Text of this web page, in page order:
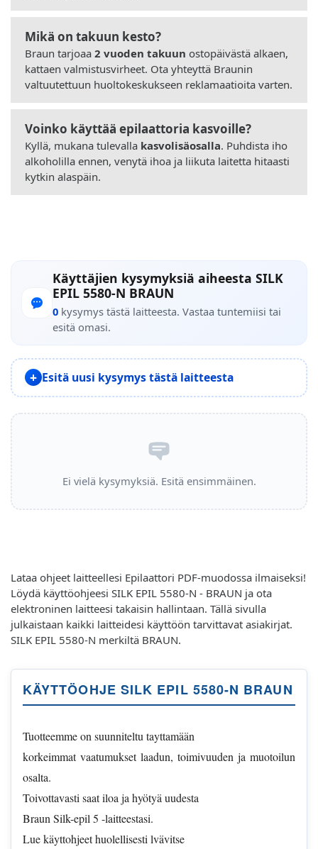
Mikä on takuun kesto?
Braun tarjoaa 2 vuoden takuun ostopäivästä alkaen,
kattaen valmistusvirheet. Ota yhteyttä Braunin
valtuutettuun huoltokeskukseen reklamaatioita varten.
Voinko käyttää epilaattoria kasvoille?
Kyllä, mukana tulevalla kasvolisäosalla. Puhdista iho
alkoholilla ennen, venytä ihoa ja liikuta laitetta hitaasti
kytkin alaspäin.
Käyttäjien kysymyksiä aiheesta SILK
EPIL 5580-N BRAUN
0 kysymys tästä laitteesta. Vastaa tuntemiisi tai
esitä omasi.
Esitä uusi kysymys tästä laitteesta
Ei vielä kysymyksiä. Esitä ensimmäinen.
Lataa ohjeet laitteellesi Epilaattori PDF-muodossa ilmaiseksi!
Löydä käyttöohjeesi SILK EPIL 5580-N - BRAUN ja ota
elektroninen laitteesi takaisin hallintaan. Tällä sivulla
julkaistaan kaikki laitteidesi käyttöön tarvittavat asiakirjat.
SILK EPIL 5580-N merkiltä BRAUN.
KÄYTTÖOHJE SILK EPIL 5580-N BRAUN
Tuotteemme on suunniteltu tayttamään
korkeimmat vaatumukset laadun, toimivuuden ja muotoilun
osalta.
Toivottavasti saat iloa ja hyötyä uudesta
Braun Silk-epil 5 -laitteestasi.
Lue käyttohjeet huolellisesti lvävitse